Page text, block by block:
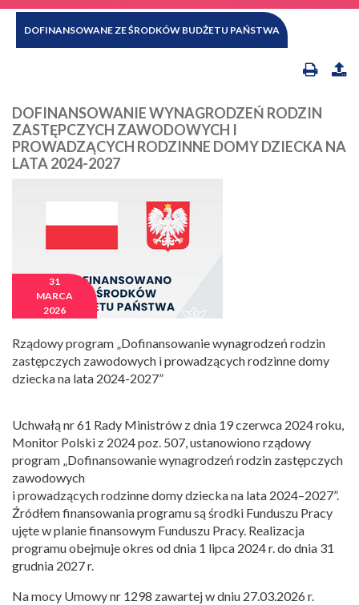
DOFINANSOWANE ZE ŚRODKÓW BUDŻETU PAŃSTWA
DOFINANSOWANIE WYNAGRODZEŃ RODZIN
ZASTĘPCZYCH ZAWODOWYCH I
PROWADZĄCYCH RODZINNE DOMY DZIECKA NA
LATA 2024-2027
31
MARCA
2026
Rządowy program „Dofinansowanie wynagrodzeń rodzin
zastępczych zawodowych i prowadzących rodzinne domy
dziecka na lata 2024-2027”
Uchwałą nr 61 Rady Ministrów z dnia 19 czerwca 2024 roku,
Monitor Polski z 2024 poz. 507, ustanowiono rządowy
program „Dofinansowanie wynagrodzeń rodzin zastępczych
zawodowych
i prowadzących rodzinne domy dziecka na lata 2024–2027”.
Źródłem finansowania programu są środki Funduszu Pracy
ujęte w planie finansowym Funduszu Pracy. Realizacja
programu obejmuje okres od dnia 1 lipca 2024 r. do dnia 31
grudnia 2027 r.
Na mocy Umowy nr 1298 zawartej w dniu 27.03.2026 r.